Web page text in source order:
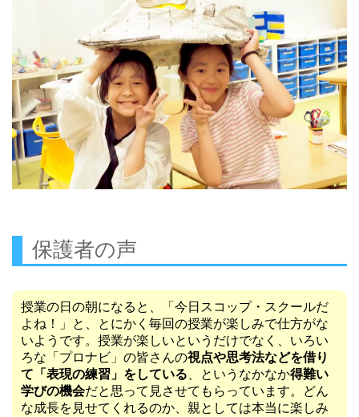
保護者の声
授業の日の朝になると、「今日スコップ・スクールだ
よね！」と、とにかく毎回の授業が楽しみで仕方がな
いようです。授業が楽しいというだけでなく、いろい
ろな「プロナビ」の皆さんの視点や思考法などを借り
て「表現の練習」をしている、というなかなか得難い
学びの機会だと思って見させてもらっています。どん
な成長を見せてくれるのか、親としては本当に楽しみ